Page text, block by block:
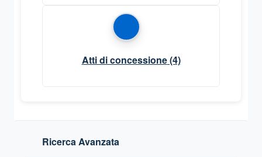
Atti di concessione(4)
Ricerca Avanzata